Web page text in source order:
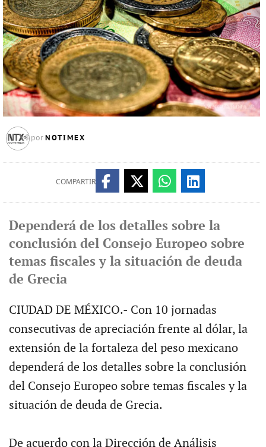
por NOTIMEX
COMPARTIR
Dependerá de los detalles sobre la
conclusión del Consejo Europeo sobre
temas fiscales y la situación de deuda
de Grecia
CIUDAD DE MÉXICO.- Con 10 jornadas
consecutivas de apreciación frente al dólar, la
extensión de la fortaleza del peso mexicano
dependerá de los detalles sobre la conclusión
del Consejo Europeo sobre temas fiscales y la
situación de deuda de Grecia.
De acuerdo con la Dirección de Análisis